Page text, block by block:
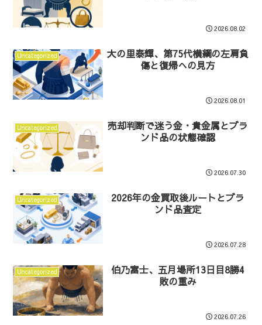
2026.08.02
Uncategorized
大の里泰輝、第75代横綱の左肩負
傷と復帰への見方
2026.08.01
Uncategorized
売却判断で迷う金・貴金属とブラ
ンド品の状態確認
2026.07.30
Uncategorized
2026年の金買取後ルートとブラ
ンド品査定
2026.07.28
Uncategorized
伯乃富士、五月場所13日目8勝4
敗の重み
2026.07.26